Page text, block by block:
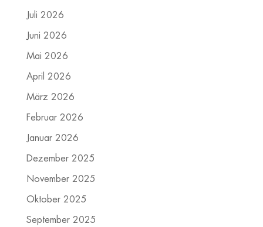
Juli 2026
Juni 2026
Mai 2026
April 2026
März 2026
Februar 2026
Januar 2026
Dezember 2025
November 2025
Oktober 2025
September 2025